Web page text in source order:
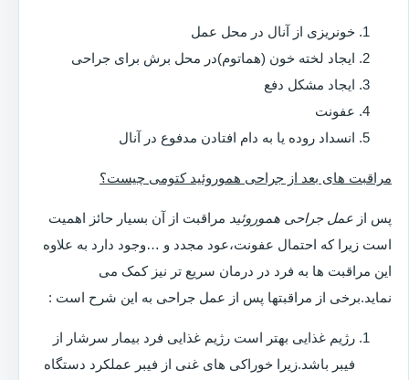
خونریزی از آنال در محل عمل
ایجاد لخته خون (هماتوم)در محل برش برای جراحی
ایجاد مشکل دفع
عفونت
انسداد روده یا به دام افتادن مدفوع در آنال
مراقبت های بعد از جراحی هموروئید کتومی چیست؟
پس از عمل جراحی هموروئید مراقبت از آن بسیار حائز اهمیت
است زیرا که احتمال عفونت،عود مجدد و …وجود دارد به علاوه
این مراقبت ها به فرد در درمان سریع تر نیز کمک می
نماید.برخی از مراقبتها پس از عمل جراحی به این شرح است :
رژیم غذایی بهتر است رژیم غذایی فرد بیمار سرشار از
فیبر باشد.زیرا خوراکی های غنی از فیبر عملکرد دستگاه